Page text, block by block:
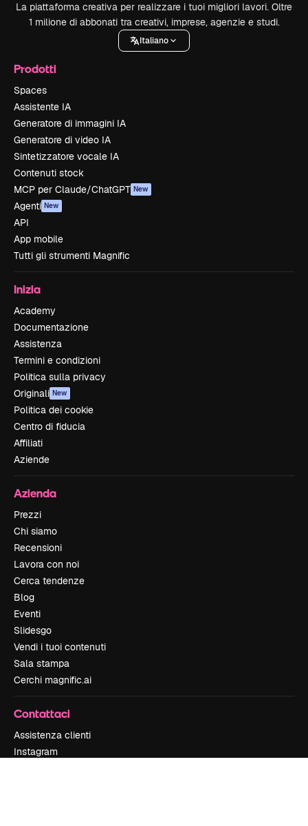
La piattaforma creativa per realizzare i tuoi migliori lavori. Oltre
1 milione di abbonati tra creativi, imprese, agenzie e studi.
Italiano
Prodotti
Spaces
Assistente IA
Generatore di immagini IA
Generatore di video IA
Sintetizzatore vocale IA
Contenuti stock
MCP per Claude/ChatGPT New
Agenti New
API
App mobile
Tutti gli strumenti Magnific
Inizia
Academy
Documentazione
Assistenza
Termini e condizioni
Politica sulla privacy
Originali New
Politica dei cookie
Centro di fiducia
Affiliati
Aziende
Azienda
Prezzi
Chi siamo
Recensioni
Lavora con noi
Cerca tendenze
Blog
Eventi
Slidesgo
Vendi i tuoi contenuti
Sala stampa
Cerchi magnific.ai
Contattaci
Assistenza clienti
Instagram